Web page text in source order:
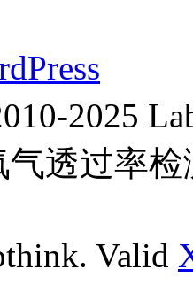
2025
气透过率
Valid